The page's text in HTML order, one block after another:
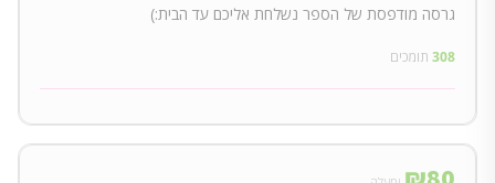
גרסה מודפסת של הספר נשלחת אליכם עד הבית:)
308 תומכים